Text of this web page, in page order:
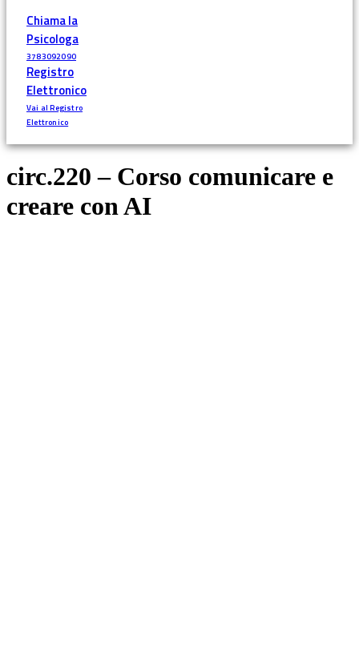
Chiama la
Psicologa
3783092090
Registro
Elettronico
Vai al Registro
Elettronico
circ.220 – Corso comunicare e
creare con AI